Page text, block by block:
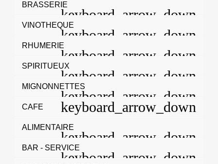
BRASSERIE
VINOTHEQUE
RHUMERIE
SPIRITUEUX
MIGNONNETTES
CAFE
ALIMENTAIRE
BAR - SERVICE